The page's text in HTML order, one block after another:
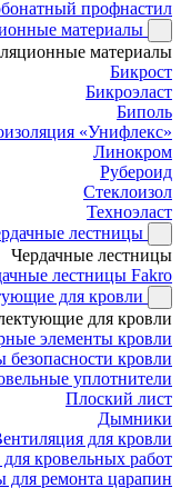
профнастил
материалы
материалы
Бикрост
Бикроэласт
Биполь
«Унифлекс»
Линокром
Рубероид
Стеклоизол
Техноэласт
лестницы
Чердачные лестницы
лестницы Fakro
для кровли
для кровли
элементы кровли
безопасности кровли
уплотнители
Плоский лист
Дымники
для кровли
кровельных работ
для ремонта царапин